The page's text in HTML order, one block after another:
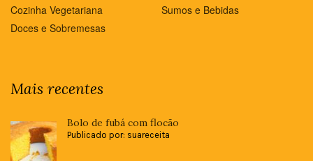
Cozinha Vegetariana
Doces e Sobremesas
Sumos e Bebidas
Mais recentes
Bolo de fubá com flocão
Publicado por: suareceita